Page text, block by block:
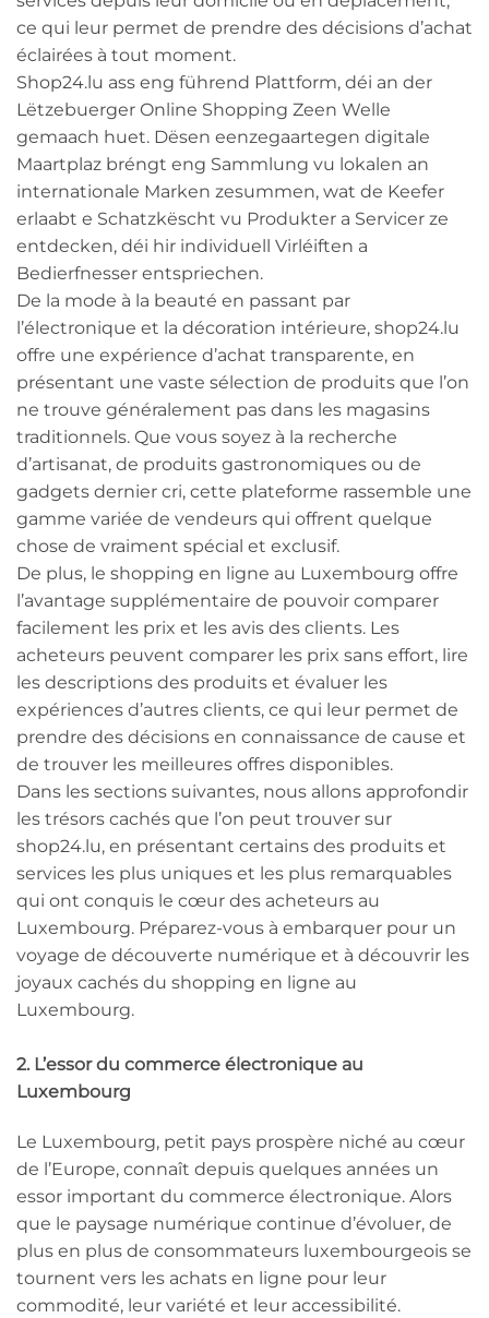
ce qui leur permet de prendre des décisions d’achat
éclairées à tout moment.
Shop24.lu ass eng führend Plattform, déi an der
Lëtzebuerger Online Shopping Zeen Welle
gemaach huet. Dësen eenzegaartegen digitale
Maartplaz bréngt eng Sammlung vu lokalen an
internationale Marken zesummen, wat de Keefer
erlaabt e Schatzkëscht vu Produkter a Servicer ze
entdecken, déi hir individuell Virléiften a
Bedierfnesser entspriechen.
De la mode à la beauté en passant par
l’électronique et la décoration intérieure, shop24.lu
offre une expérience d’achat transparente, en
présentant une vaste sélection de produits que l’on
ne trouve généralement pas dans les magasins
traditionnels. Que vous soyez à la recherche
d’artisanat, de produits gastronomiques ou de
gadgets dernier cri, cette plateforme rassemble une
gamme variée de vendeurs qui offrent quelque
chose de vraiment spécial et exclusif.
De plus, le shopping en ligne au Luxembourg offre
l’avantage supplémentaire de pouvoir comparer
facilement les prix et les avis des clients. Les
acheteurs peuvent comparer les prix sans effort, lire
les descriptions des produits et évaluer les
expériences d’autres clients, ce qui leur permet de
prendre des décisions en connaissance de cause et
de trouver les meilleures offres disponibles.
Dans les sections suivantes, nous allons approfondir
les trésors cachés que l’on peut trouver sur
shop24.lu, en présentant certains des produits et
services les plus uniques et les plus remarquables
qui ont conquis le cœur des acheteurs au
Luxembourg. Préparez-vous à embarquer pour un
voyage de découverte numérique et à découvrir les
joyaux cachés du shopping en ligne au
Luxembourg.
2. L’essor du commerce électronique au
Luxembourg
Le Luxembourg, petit pays prospère niché au cœur
de l’Europe, connaît depuis quelques années un
essor important du commerce électronique. Alors
que le paysage numérique continue d’évoluer, de
plus en plus de consommateurs luxembourgeois se
tournent vers les achats en ligne pour leur
commodité, leur variété et leur accessibilité.